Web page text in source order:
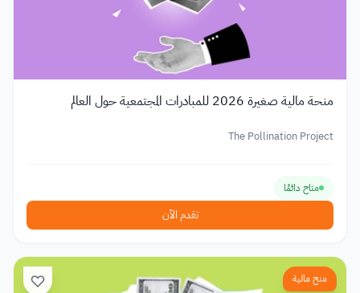
منحة مالية صغيرة 2026 للمبادرات المجتمعية حول العالم
The Pollination Project
متاح دائمًا
تقدم الآن
منح مالية